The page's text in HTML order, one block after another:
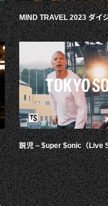
MIND TRAVEL 2023 ダイ
鋭児 – $uper $onic（Live